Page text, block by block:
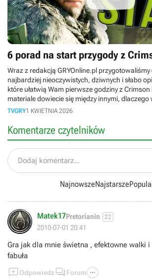
6 porad na start przygody z
Wraz z redakcją GRYOnline.pl
najbardziej nieoczywistych, dziwnych i słabo
które ułatwią Wam pierwsze godziny z Crimson
materiale dowiecie się między innymi,
zwiedzanie świata na później i dlaczego do
TVGRY1 KWIETNIA 2026
Komentarze czytelników
Dodaj komentarz...
NajnowszeNajstarsze
Matek17Pretorianin 22
2010-07-01 20:41
Gra jak dla mnie świetna , efektowne walki
fabuła
Odpowiedz  Forum 